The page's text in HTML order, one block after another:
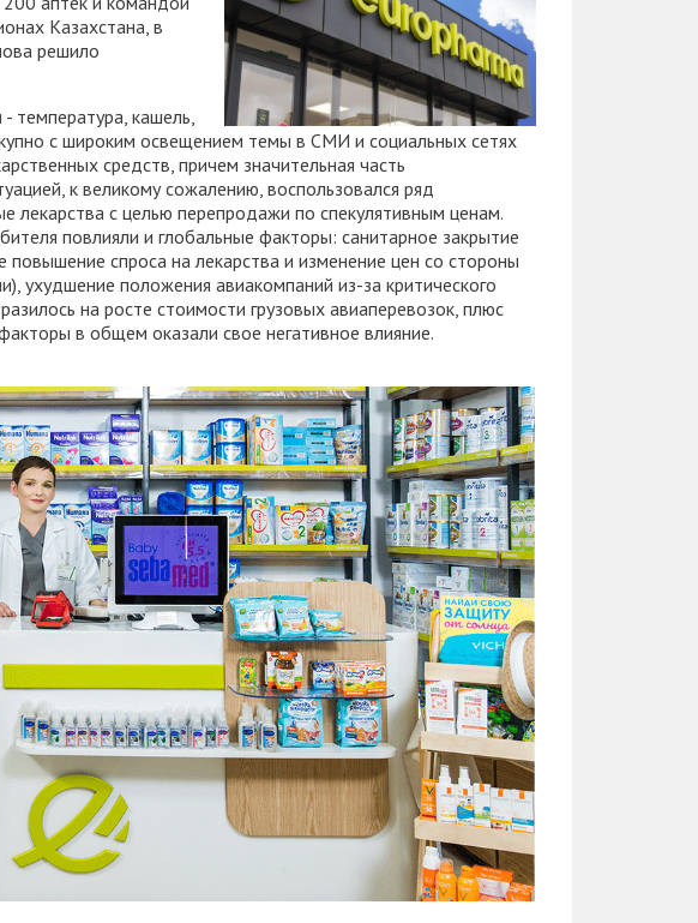
Казахстана, в
решило
температура, кашель,
с широким освещением темы в СМИ и социальных сетях
средств, причем значительная часть
к великому сожалению, воспользовался ряд
лекарства с целью перепродажи по спекулятивным ценам.
повлияли и глобальные факторы: санитарное закрытие
спроса на лекарства и изменение цен со стороны
), ухудшение положения авиакомпаний из-за критического
на росте стоимости грузовых авиаперевозок, плюс
в общем оказали свое негативное влияние.